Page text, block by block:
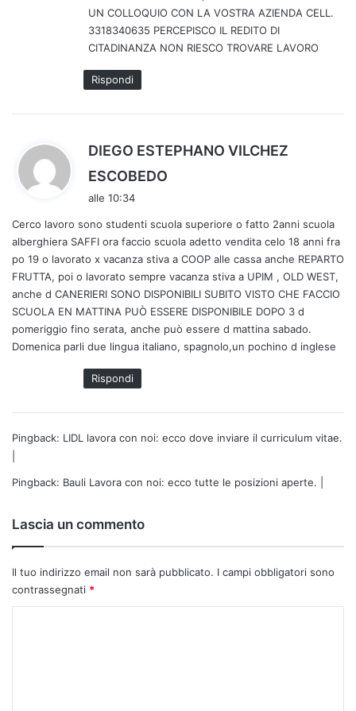
UN COLLOQUIO CON LA VOSTRA AZIENDA CELL.
3318340635 PERCEPISCO IL REDITO DI
CITADINANZA NON RIESCO TROVARE LAVORO
Rispondi
DIEGO ESTEPHANO VILCHEZ
ESCOBEDO
e
t
t
o
:
alle 10:34
Cerco lavoro sono studenti scuola superiore o fatto 2anni scuola
alberghiera SAFFI ora faccio scuola adetto vendita celo 18 anni fra
po 19 o lavorato x vacanza stiva a COOP alle cassa anche REPARTO
FRUTTA, poi o lavorato sempre vacanza stiva a UPIM , OLD WEST,
anche d CANERIERI SONO DISPONIBILI SUBITO VISTO CHE FACCIO
SCUOLA EN MATTINA PUÒ ESSERE DISPONIBILE DOPO 3 d
pomeriggio fino serata, anche può essere d mattina sabado.
Domenica parli due lingua italiano, spagnolo,un pochino d inglese
Rispondi
Pingback: LIDL lavora con noi: ecco dove inviare il curriculum vitae.
Pingback: Bauli Lavora con noi: ecco tutte le posizioni aperte. |
Lascia un commento
Il tuo indirizzo email non sarà pubblicato. I campi obbligatori sono
contrassegnati *